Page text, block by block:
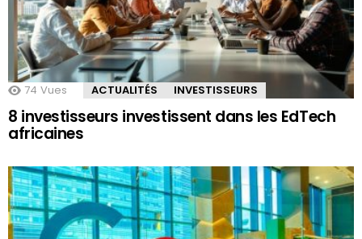
74 Vues ACTUALITÉS INVESTISSEURS
8 investisseurs investissent dans les EdTech
africaines